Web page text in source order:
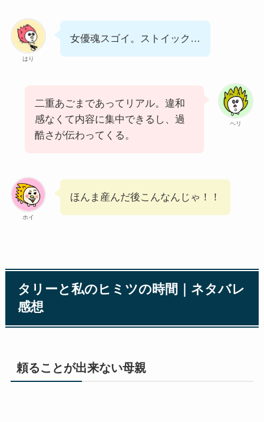
はり
女優魂スゴイ。ストイック…
ヘリ
二重あごまであってリアル。違和
感なくて内容に集中できるし、過
酷さが伝わってくる。
ホイ
ほんま産んだ後こんなんじゃ！！
タリーと私のヒミツの時間｜ネタバレ
感想
頼ることが出来ない母親